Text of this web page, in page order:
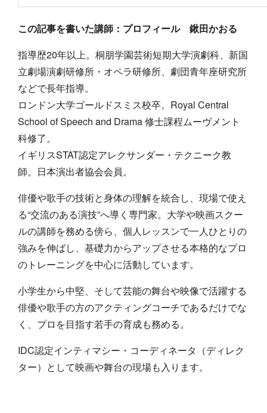
この記事を書いた講師：プロフィール 鍬田かおる
指導歴20年以上。桐朋学園芸術短期大学演劇科、新国
立劇場演劇研修所・オペラ研修所、劇団青年座研究所
などで長年指導。
ロンドン大学ゴールドスミス校卒。Royal Central
School of Speech and Drama 修士課程ムーヴメント
科修了。
イギリスSTAT認定アレクサンダー・テクニーク教
師。日本演出者協会会員。
俳優や歌手の技術と身体の理解を統合し、現場で使え
る“交流のある演技”へ導く専門家。大学や映画スクー
ルの講師を務める傍ら、個人レッスンで一人ひとりの
強みを伸ばし、基礎力からアップさせる本格的なプロ
のトレーニングを中心に活動しています。
小学生から中堅、そして芸能の舞台や映像で活躍する
俳優や歌手の方のアクティングコーチであるだけでな
く、プロを目指す若手の育成も務める。
IDC認定インティマシー・コーディネータ（ディレク
ター）として映画や舞台の現場も入ります。